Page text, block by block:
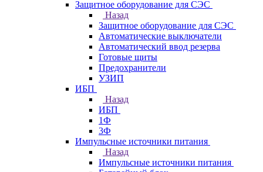
Защитное оборудование для СЭС
Назад
Защитное оборудование для СЭС
Автоматические выключатели
Автоматический ввод резерва
Готовые щиты
Предохранители
УЗИП
ИБП
Назад
ИБП
1Ф
3Ф
Импульсные источники питания
Назад
Импульсные источники питания